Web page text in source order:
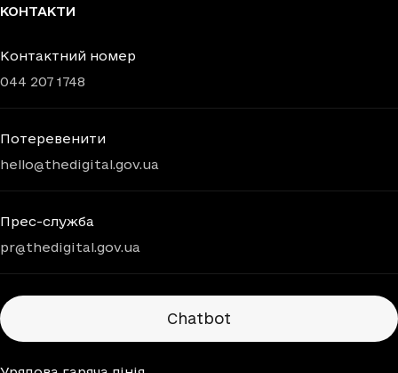
КОНТАКТИ
Контактний номер
044 207 1748
Потеревенити
hello@thedigital.gov.ua
Прес-служба
pr@thedigital.gov.ua
Chatbots
Chatbot